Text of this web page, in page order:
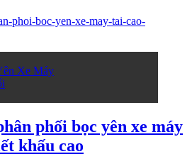
Xe Máy
phối bọc yên xe máy
khấu cao